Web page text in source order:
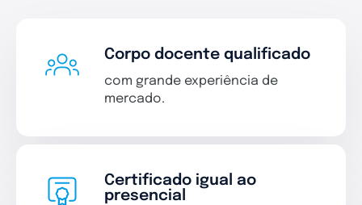
Corpo docente qualificado
com grande experiência de
mercado.
Certificado igual ao
presencial